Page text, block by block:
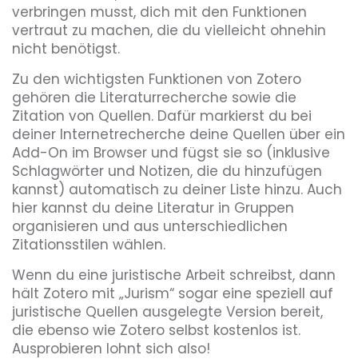
verbringen musst, dich mit den Funktionen
vertraut zu machen, die du vielleicht ohnehin
nicht benötigst.
Zu den wichtigsten Funktionen von Zotero
gehören die Literaturrecherche sowie die
Zitation von Quellen. Dafür markierst du bei
deiner Internetrecherche deine Quellen über ein
Add-On im Browser und fügst sie so (inklusive
Schlagwörter und Notizen, die du hinzufügen
kannst) automatisch zu deiner Liste hinzu. Auch
hier kannst du deine Literatur in Gruppen
organisieren und aus unterschiedlichen
Zitationsstilen wählen.
Wenn du eine juristische Arbeit schreibst, dann
hält Zotero mit „Jurism“ sogar eine speziell auf
juristische Quellen ausgelegte Version bereit,
die ebenso wie Zotero selbst kostenlos ist.
Ausprobieren lohnt sich also!